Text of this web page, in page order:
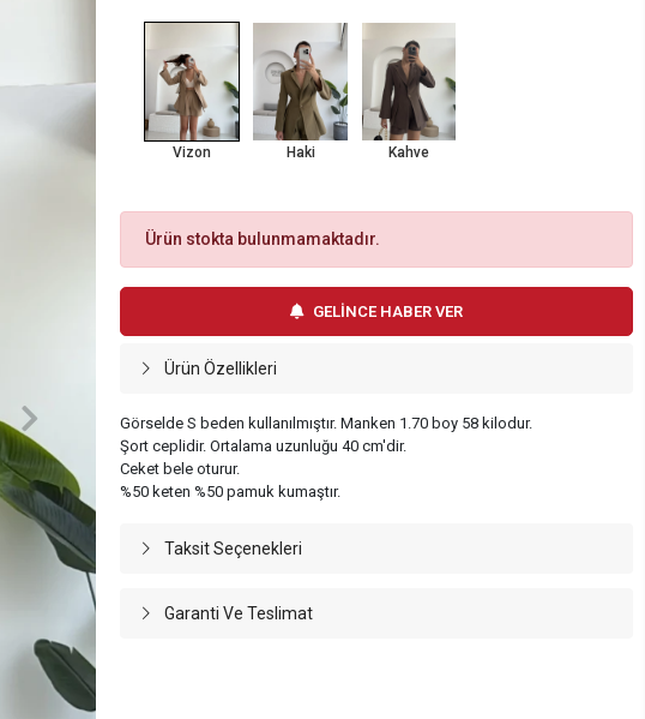
Vizon Haki Kahve
Ürün stokta bulunmamaktadır.
GELİNCE HABER VER
Ürün Özellikleri
Görselde S beden kullanılmıştır. Manken 1.70 boy 58 kilodur.
Şort ceplidir. Ortalama uzunluğu 40 cm'dir.
Ceket bele oturur.
%50 keten %50 pamuk kumaştır.
Taksit Seçenekleri
Garanti Ve Teslimat